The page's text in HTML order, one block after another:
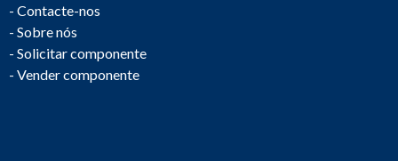
- Contacte-nos
- Sobre nós
- Solicitar componente
- Vender componente